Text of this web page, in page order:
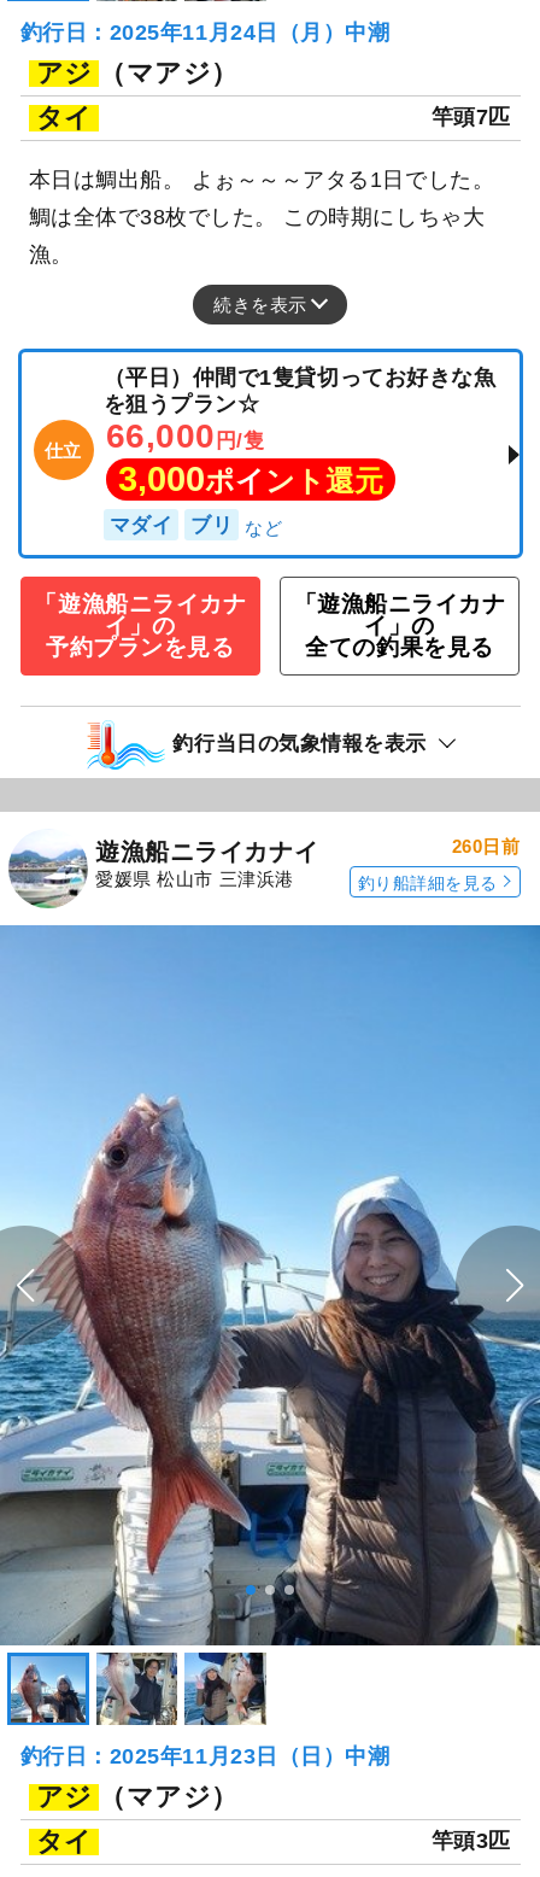
釣行日：2025年11月24日（月）中潮
アジ
（マアジ）
タイ
竿頭7匹
本日は鯛出船。 よぉ～～～アタる1日でした。
鯛は全体で38枚でした。 この時期にしちゃ大
漁。
続きを表示
仕立
（平日）仲間で1隻貸切ってお好きな魚
を狙うプラン☆
66,000 円/隻
3,000ポイント還元
マダイ ブリ
「遊漁船ニライカナ
イ」の
予約プランを見る
「遊漁船ニライカナ
イ」の
全ての釣果を見る
釣行当日の気象情報を表示
遊漁船ニライカナイ
愛媛県 松山市 三津浜港
260日前
釣り船詳細を見る
釣行日：2025年11月23日（日）中潮
アジ
（マアジ）
タイ
竿頭3匹